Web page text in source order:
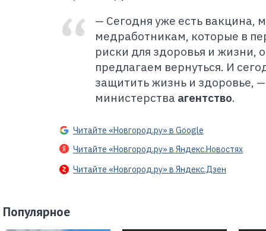
— Сегодня уже есть вакцина,
медработникам, которые в
риски для здоровья и жизни,
предлагаем вернуться. И
защитить жизнь и здоровье,
министерства агентство.
Читайте «Новгород.ру» в Google
Читайте «Новгород.ру» в Яндекс.Новостях
Читайте «Новгород.ру» в Яндекс.Дзен
Популярное